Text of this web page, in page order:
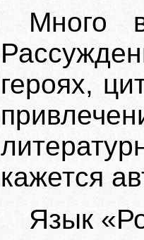
Много
героях,
кажется
Язык